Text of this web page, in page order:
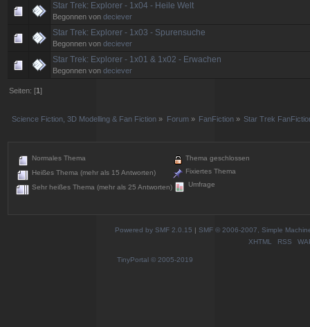
Star Trek: Explorer - 1x04 - Heile Welt
Begonnen vondeciever
Star Trek: Explorer - 1x03 - Spurensuche
Begonnen vondeciever
Star Trek: Explorer - 1x01 & 1x02 - Erwachen
Begonnen vondeciever
Seiten: [1]
Science Fiction, 3D Modelling & Fan Fiction » Forum» FanFiction » Star Trek
Normales Thema
Heißes Thema (mehr als 15 Antworten)
Sehr heißes Thema (mehr als 25 Antworten)
Thema geschlossen
Fixiertes Thema
Umfrage
Powered by SMF 2.0.15 | SMF © 2006-2007, Simple
XHTML
RSS
TinyPortal © 2005-2019